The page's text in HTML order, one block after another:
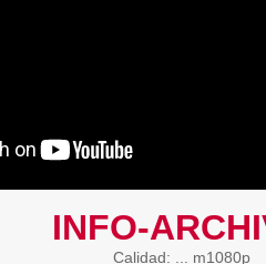
INFO-
Calidad: ... m1080p